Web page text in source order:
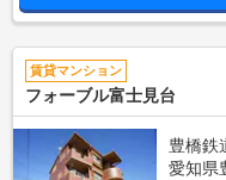
賃貸マンション
フォーブル富士見台
豊橋鉄
愛知県